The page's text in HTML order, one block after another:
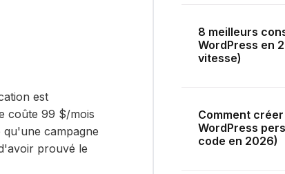
est
coûte 99 $/mois
qu'une campagne
prouvé le
8 meilleurs
WordPress en
vitesse)
Comment
WordPress
code en 2026)